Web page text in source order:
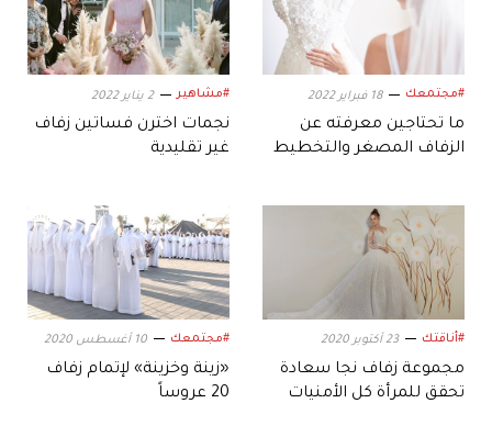
#مجتمعك 18 فبراير 2022
ما تحتاجين معرفته عن
الزفاف المصغر والتخطيط
#مشاهير 2 يناير 2022
نجمات اخترن فساتين زفاف
غير تقليدية
#أناقتك 23 أكتوبر 2020
مجموعة زفاف نجا سعادة
تحقق للمرأة كل الأمنيات
#مجتمعك 10 أغسطس 2020
«زينة وخزينة» لإتمام زفاف
20 عروساً